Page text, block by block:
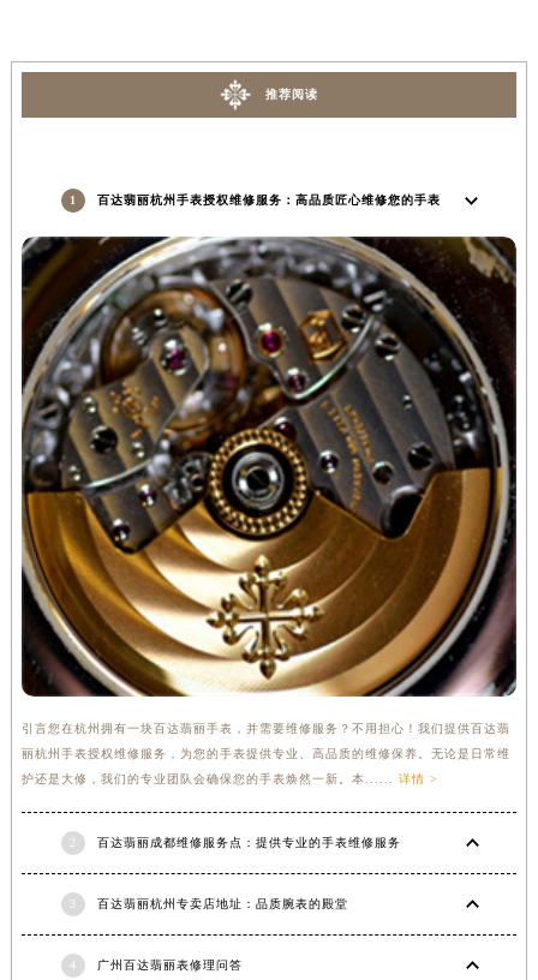
推荐阅读
1 百达翡丽杭州手表授权维修服务：高品质匠心维修您的手表
引言您在杭州拥有一块百达翡丽手表，并需要维修服务？不用担心！我们提供百达翡
丽杭州手表授权维修服务，为您的手表提供专业、高品质的维修保养。无论是日常维
护还是大修，我们的专业团队会确保您的手表焕然一新。本...... 详情 >
2 百达翡丽成都维修服务点：提供专业的手表维修服务
3 百达翡丽杭州专卖店地址：品质腕表的殿堂
4 广州百达翡丽表修理问答